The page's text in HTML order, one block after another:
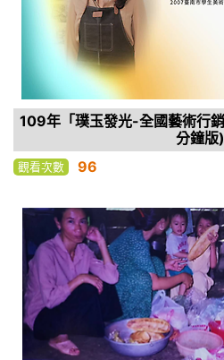
109年「璞玉發光-全國藝術行
分鐘版)
觀看次數 96